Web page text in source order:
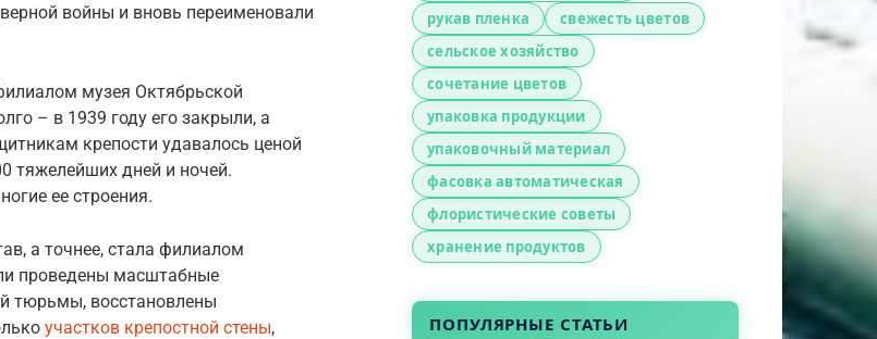
войны и вновь переименовали
музея Октябрьской
– в 1939 году его закрыли, а
крепости удавалось ценой
тяжелейших дней и ночей.
ее строения.
а точнее, стала филиалом
проведены масштабные
тюрьмы, восстановлены
участков крепостной стены,
рукав пленка
свежесть цветов
сельское хозяйство
сочетание цветов
упаковка продукции
упаковочный материал
фасовка автоматическая
флористические советы
хранение продуктов
ПОПУЛЯРНЫЕ СТАТЬИ